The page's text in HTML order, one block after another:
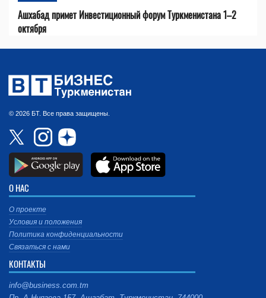
Ашхабад примет Инвестиционный форум Туркменистана 1–2
октября
© 2026 БТ. Все права защищены.
О НАС
О проекте
Условия и положения
Политика конфиденциальности
Связаться с нами
КОНТАКТЫ
info@business.com.tm